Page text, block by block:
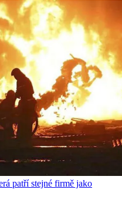
patří stejné firmě jako